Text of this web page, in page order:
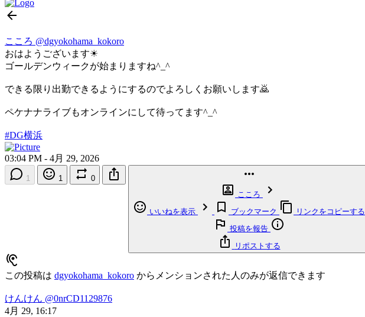
こころ @dgyokohama_kokoro
おはようございます☀
ゴールデンウィークが始まりますね^_^
できる限り出勤できるようにするのでよろしくお願いします🙇
ペケナナライブもオンラインにして待ってます^_^
#DG横浜
03:04 PM - 4月 29, 2026
1 1
0
こころ
いいねを表示
ブックマーク
リンクをコピーする
投稿を報告
リポストする
この投稿は dgyokohama_kokoro からメンションされた人のみが返信できます
けんけん @0nrCD1129876
4月 29, 16:17